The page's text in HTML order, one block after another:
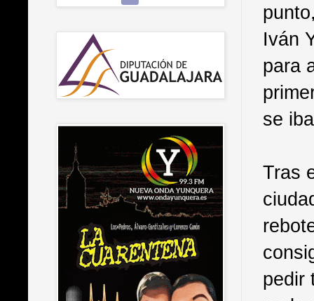
Iván
para
se
Tras
pedir